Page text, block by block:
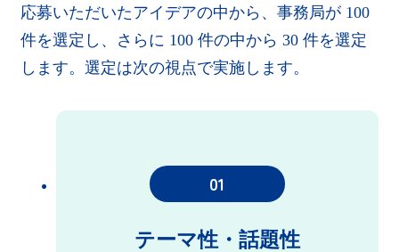
応募いただいたアイデアの中から、事務局が 100
件を選定し、さらに 100 件の中から 30 件を選定
します。選定は次の視点で実施します。
01
テーマ性・話題性